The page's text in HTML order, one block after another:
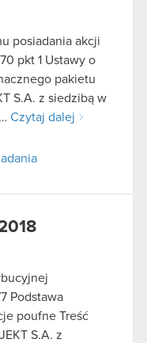
posiadania akcji
pkt 1 Ustawy o
pakietu
S.A. z siedzibą w
Czytaj dalej
Podstawa
poufne Treść
S.A. z